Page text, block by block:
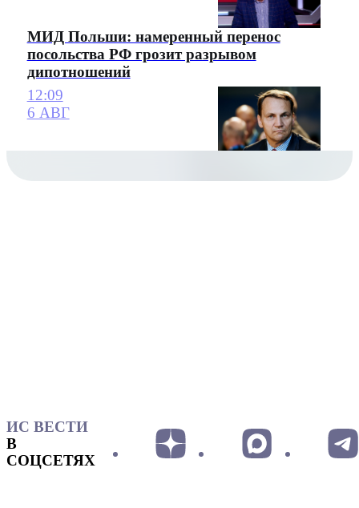
МИД Польши: намеренный перенос
посольства РФ грозит разрывом
дипотношений
12:09
6 АВГ
ИС ВЕСТИ
В
СОЦСЕТЯХ